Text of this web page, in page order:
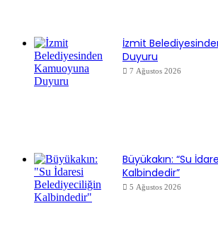
İzmit
Duyuru
7 Ağustos 2026
Büyükakın: “Su
Kalbindedir”
5 Ağustos 2026